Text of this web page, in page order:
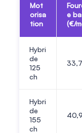
Mot
orisa
tion
e
(€/
Hybri
de
125
ch
Hybri
de
155
ch